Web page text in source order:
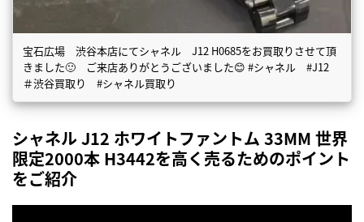
宝石広場 渋谷本店にてシャネル J12 H0685をお買取りさせて頂
きました🙂 ご来店ありがとうございました😊 #シャネル #J12
＃渋谷買取り #シャネル買取り
シャネル J12 ホワイトファントム 33MM 世界
限定2000本 H3442を高く売るためのポイント
をご紹介